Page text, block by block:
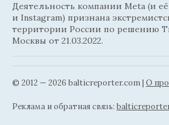
Деятельность компании Meta (и
и Instagram) признана
территории России по решению
Москвы от 21.03.2022.
© 2012 — 2026 balticreporter.com | О
Реклама и обратная связь: